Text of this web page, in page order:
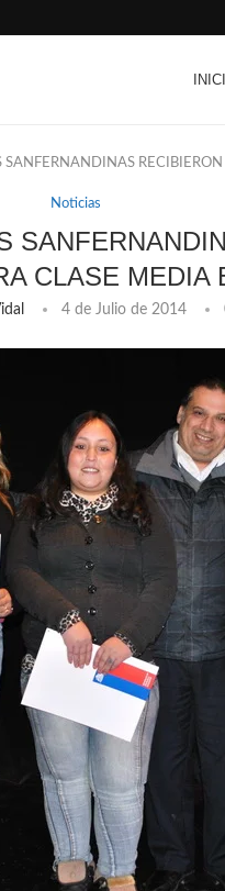
Noticias
CLASE MEDIA
4 de Julio de 2014